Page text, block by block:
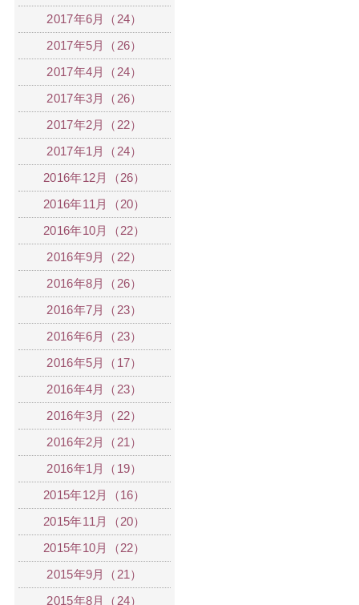
2017年6月（24）
2017年5月（26）
2017年4月（24）
2017年3月（26）
2017年2月（22）
2017年1月（24）
2016年12月（26）
2016年11月（20）
2016年10月（22）
2016年9月（22）
2016年8月（26）
2016年7月（23）
2016年6月（23）
2016年5月（17）
2016年4月（23）
2016年3月（22）
2016年2月（21）
2016年1月（19）
2015年12月（16）
2015年11月（20）
2015年10月（22）
2015年9月（21）
2015年8月（24）